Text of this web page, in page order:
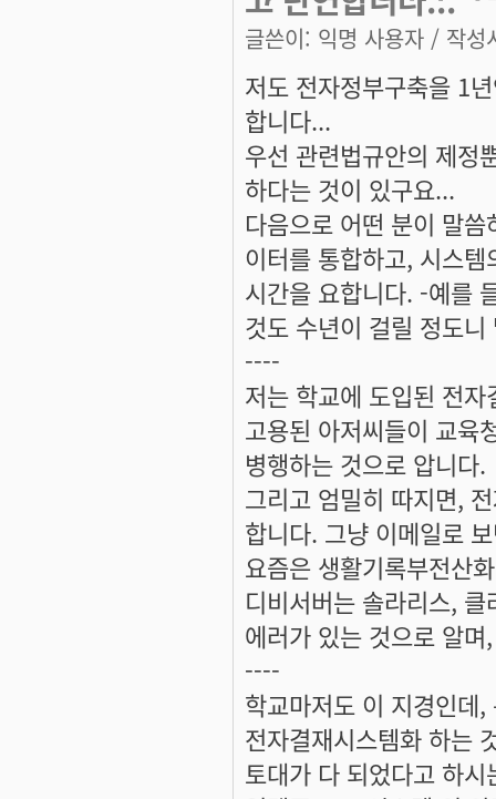
글쓴이: 익명 사용자 / 작성
저도 전자정부구축을 1
합니다...
우선 관련법규안의 제정
하다는 것이 있구요...
다음으로 어떤 분이 말
이터를 통합하고, 시스
시간을 요합니다. -예를
것도 수년이 걸릴 정도니
----
저는 학교에 도입된 전
고용된 아저씨들이 교육
병행하는 것으로 압니다.
그리고 엄밀히 따지면,
합니다. 그냥 이메일로
요즘은 생활기록부전산
디비서버는 솔라리스,
에러가 있는 것으로 알
----
학교마저도 이 지경인데
전자결재시스템화 하는
토대가 다 되었다고 하